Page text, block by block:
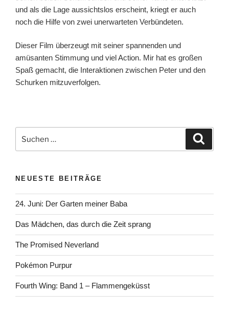
und als die Lage aussichtslos erscheint, kriegt er auch
noch die Hilfe von zwei unerwarteten Verbündeten.
Dieser Film überzeugt mit seiner spannenden und
amüsanten Stimmung und viel Action. Mir hat es großen
Spaß gemacht, die Interaktionen zwischen Peter und den
Schurken mitzuverfolgen.
nach:
NEUESTE BEITRÄGE
24. Juni: Der Garten meiner Baba
Das Mädchen, das durch die Zeit sprang
The Promised Neverland
Pokémon Purpur
Fourth Wing: Band 1 – Flammengeküsst